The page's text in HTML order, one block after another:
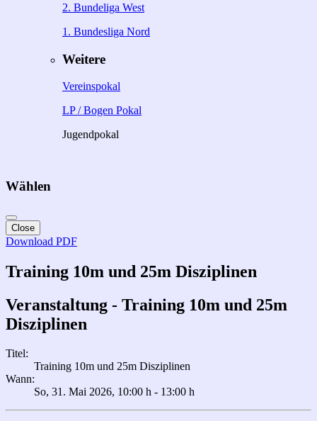
2. Bundeliga West
1. Bundesliga Nord
Weitere
Vereinspokal
LP / Bogen Pokal
Jugendpokal
Wählen
Close
Download PDF
Training 10m und 25m Disziplinen
Veranstaltung - Training 10m und 25m
Disziplinen
Titel:
Training 10m und 25m Disziplinen
Wann:
So, 31. Mai 2026, 10:00 h - 13:00 h